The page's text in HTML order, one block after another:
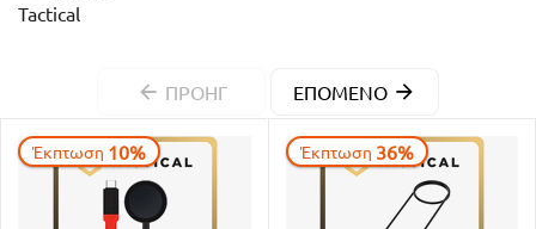
Tactical
ΠΡΟΗΓ ΕΠΌΜΕΝΟ
Έκπτωση 10% Έκπτωση 36%